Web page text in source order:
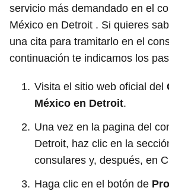
servicio más demandado en el
México en Detroit . Si quieres
una cita para tramitarlo en el
continuación te indicamos los
Visita el sitio web oficial del
México en Detroit.
Una vez en la pagina del
Detroit, haz clic en la
consulares y, después, en
Haga clic en el botón de